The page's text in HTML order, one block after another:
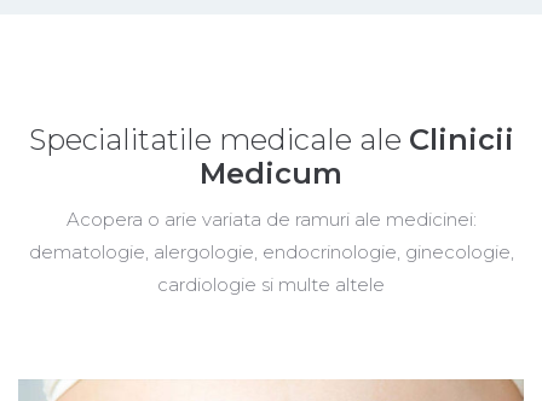
Specialitatile medicale ale Clinicii
Medicum
Acopera o arie variata de ramuri ale medicinei:
dematologie, alergologie, endocrinologie, ginecologie,
cardiologie si multe altele